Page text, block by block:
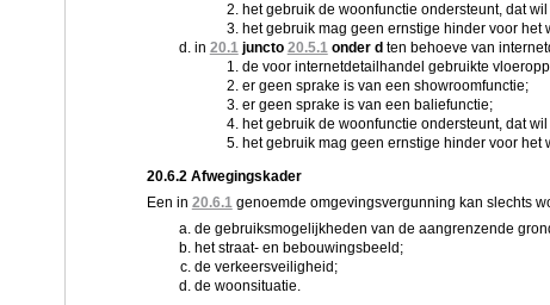
het gebruik de woonfunctie ondersteunt, dat
het gebruik mag geen ernstige hinder voor
in 20.1juncto 20.5.1onder d ten behoeve van
de voor internetdetailhandel gebruikte
er geen sprake is van een showroomfunctie;
er geen sprake is van een baliefunctie;
het gebruik de woonfunctie ondersteunt, dat
het gebruik mag geen ernstige hinder voor
20.6.2 Afwegingskader
Een in 20.6.1 genoemde omgevingsvergunning kan slechts
de gebruiksmogelijkheden van de aangrenzende
het straat- en bebouwingsbeeld;
de verkeersveiligheid;
de woonsituatie.